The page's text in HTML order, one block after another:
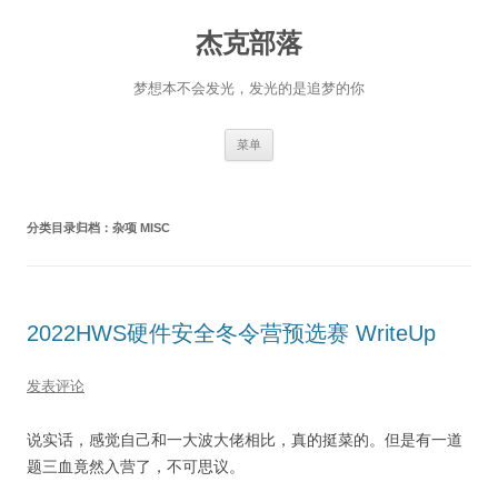
杰克部落
梦想本不会发光，发光的是追梦的你
菜单
分类目录归档： 杂项 MISC
2022HWS硬件安全冬令营预选赛 WriteUp
发表评论
说实话，感觉自己和一大波大佬相比，真的挺菜的。但是有一道
题三血竟然入营了，不可思议。